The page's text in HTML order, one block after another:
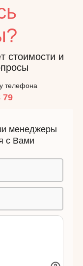
стоимости и
телефона
79
менеджеры
с Вами